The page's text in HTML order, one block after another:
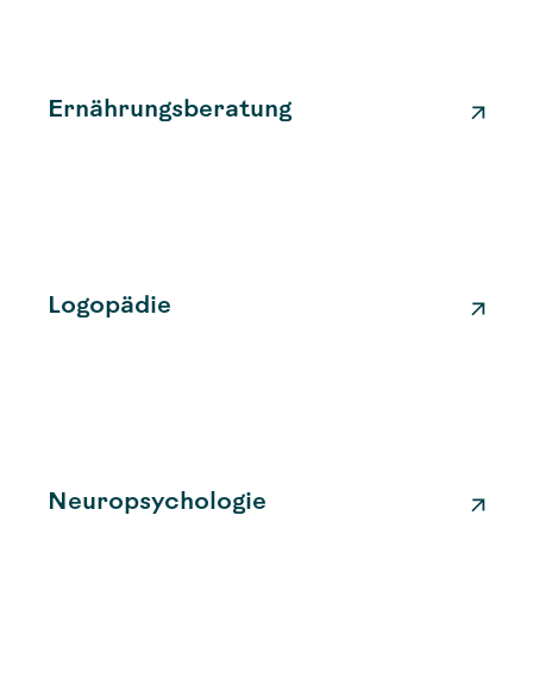
Ernährungsberatung
Logopädie
Neuropsychologie